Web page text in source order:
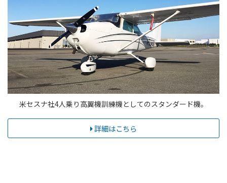
米セスナ社4人乗り高翼機訓練機としてのスタンダード機。
詳細はこちら